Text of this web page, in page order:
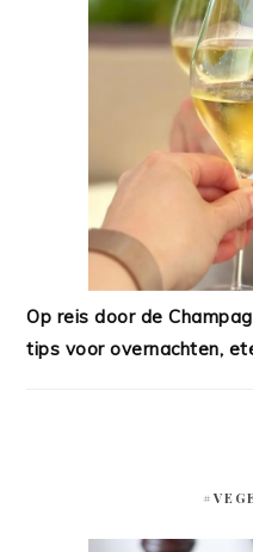
Op reis door de
tips voor overnachten,